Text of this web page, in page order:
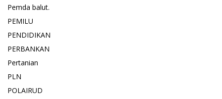
Pemda balut.
PEMILU
PENDIDIKAN
PERBANKAN
Pertanian
PLN
POLAIRUD